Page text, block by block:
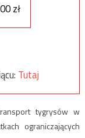
zł
Tutaj
tygrysów w
ograniczających